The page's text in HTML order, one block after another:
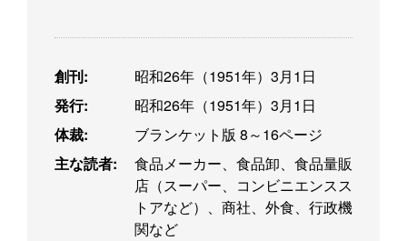
創刊:
昭和26年（1951年）3月1日
発行:
昭和26年（1951年）3月1日
体裁:
ブランケット版 8～16ページ
主な読者:
食品メーカー、食品卸、食品量販
店（スーパー、コンビニエンスス
トアなど）、商社、外食、行政機
関など